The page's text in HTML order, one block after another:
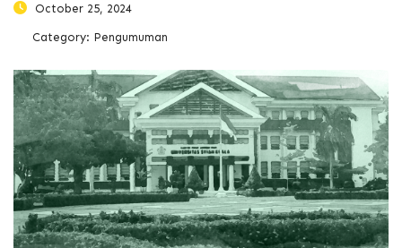
October 25, 2024
Category: Pengumuman